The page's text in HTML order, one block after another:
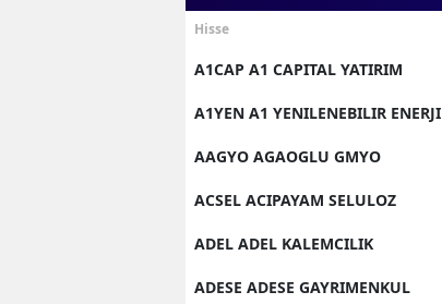
Hisse
A1CAP A1 CAPITAL YATIRIM
A1YEN A1 YENILENEBILIR ENERJI
AAGYO AGAOGLU GMYO
ACSEL ACIPAYAM SELULOZ
ADEL ADEL KALEMCILIK
ADESE ADESE GAYRIMENKUL